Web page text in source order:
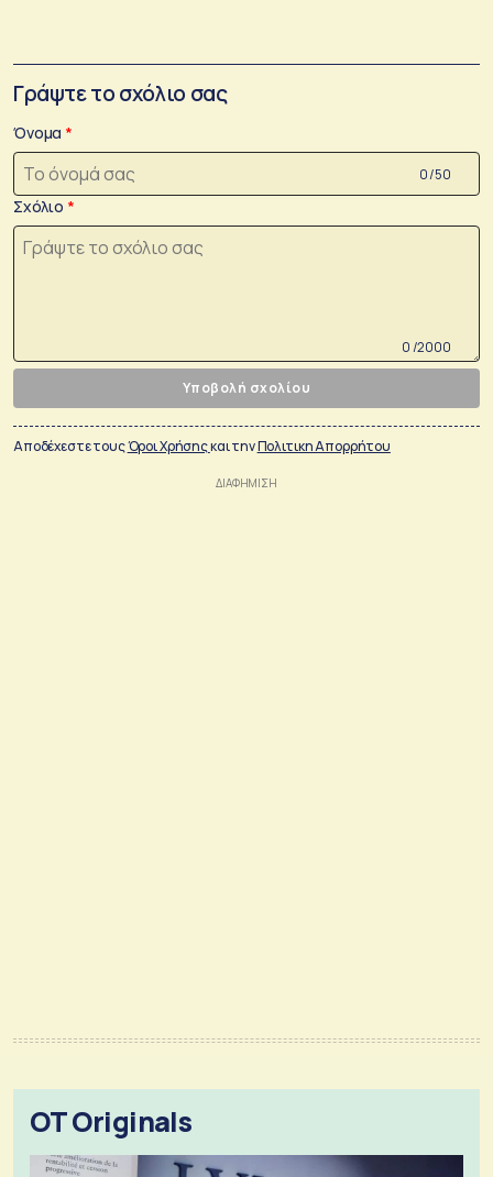
Γράψτε το σχόλιο σας
Όνομα
0 /50
Σχόλιο
0 /2000
Υποβολή σχολίου
Αποδέχεστε τουςΌροι Χρήσηςκαι τηνΠολιτικη Απορρήτου
OT Originals